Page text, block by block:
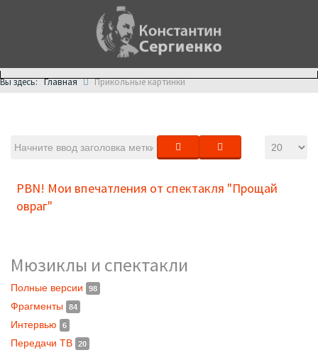
Вы здесь:Главная Прикольные картинки
PBN! Мои впечатления от спектакля "Прощай
овраг"
Мюзиклы и спектакли
Полные версии 98
Фрагменты 84
Интервью 6
Передачи ТВ 20